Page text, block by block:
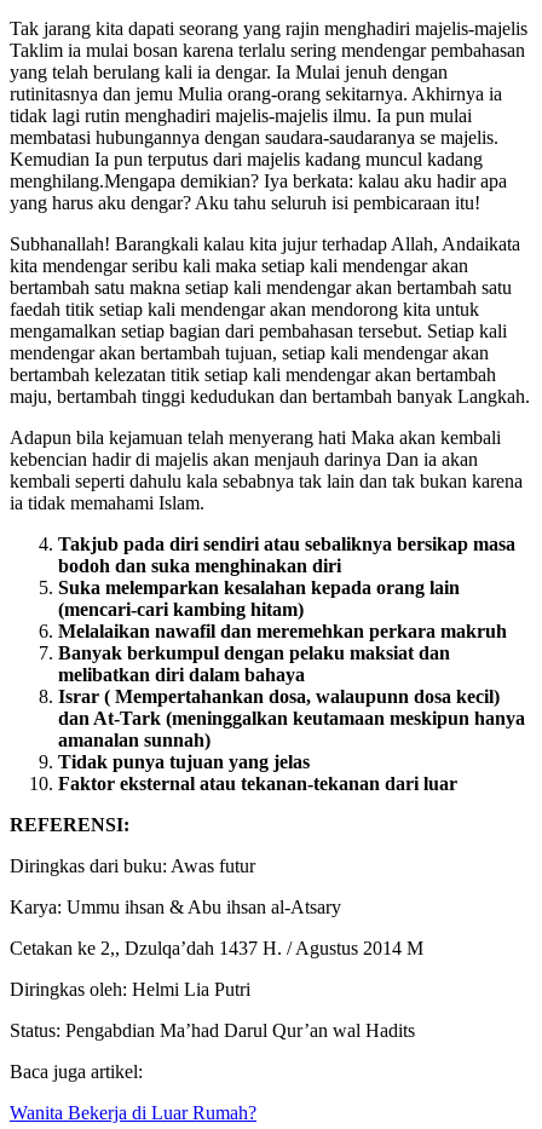
Tak jarang kita dapati seorang yang rajin menghadiri majelis-majelis
Taklim ia mulai bosan karena terlalu sering mendengar pembahasan
yang telah berulang kali ia dengar. Ia Mulai jenuh dengan
rutinitasnya dan jemu Mulia orang-orang sekitarnya. Akhirnya ia
tidak lagi rutin menghadiri majelis-majelis ilmu. Ia pun mulai
membatasi hubungannya dengan saudara-saudaranya se majelis.
Kemudian Ia pun terputus dari majelis kadang muncul kadang
menghilang.Mengapa demikian? Iya berkata: kalau aku hadir apa
Subhanallah! Barangkali kalau kita jujur terhadap Allah, Andaikata
kita mendengar seribu kali maka setiap kali mendengar akan
bertambah satu makna setiap kali mendengar akan bertambah satu
faedah titik setiap kali mendengar akan mendorong kita untuk
mengamalkan setiap bagian dari pembahasan tersebut. Setiap kali
mendengar akan bertambah tujuan, setiap kali mendengar akan
bertambah kelezatan titik setiap kali mendengar akan bertambah
Adapun bila kejamuan telah menyerang hati Maka akan kembali
kebencian hadir di majelis akan menjauh darinya Dan ia akan
kembali seperti dahulu kala sebabnya tak lain dan tak bukan karena
Takjub pada diri sendiri atau sebaliknya bersikap masa
bodoh dan suka menghinakan diri
Suka melemparkan kesalahan kepada orang lain
(mencari-cari kambing hitam)
Melalaikan nawafil dan meremehkan perkara makruh
Banyak berkumpul dengan pelaku maksiat dan
melibatkan diri dalam bahaya
Israr ( Mempertahankan dosa, walaupunn dosa kecil)
dan At-Tark (meninggalkan keutamaan meskipun hanya
amanalan sunnah)
Tidak punya tujuan yang jelas